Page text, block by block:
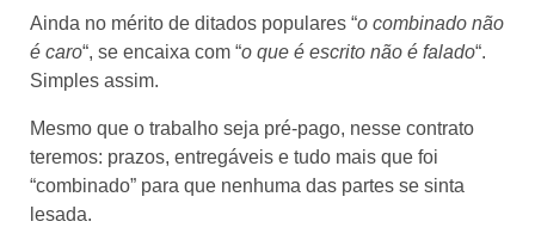
Ainda no mérito de ditados populares “o combinado não
é caro“, se encaixa com “o que é escrito não é falado“.
Simples assim.
Mesmo que o trabalho seja pré-pago, nesse contrato
teremos: prazos, entregáveis e tudo mais que foi
“combinado” para que nenhuma das partes se sinta
lesada.